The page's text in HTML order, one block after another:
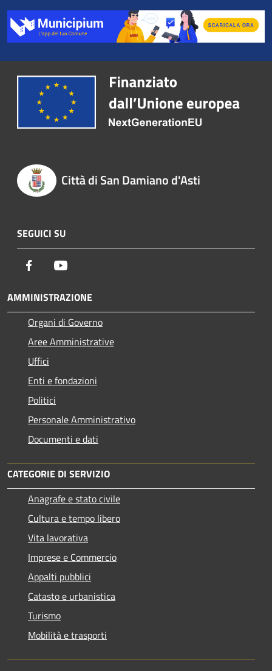
Città di San Damiano d'Asti
SEGUICI SU
Facebook
AMMINISTRAZIONE
Organi di Governo
Aree Amministrative
Uffici
Enti e fondazioni
Politici
Personale Amministrativo
Documenti e dati
CATEGORIE DI SERVIZIO
Anagrafe e stato civile
Cultura e tempo libero
Vita lavorativa
Imprese e Commercio
Appalti pubblici
Catasto e urbanistica
Turismo
Mobilità e trasporti